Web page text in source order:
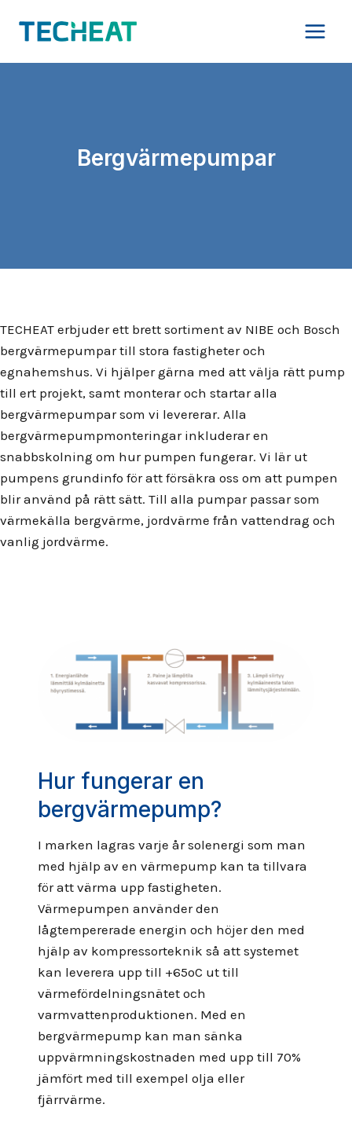
Bergvärmepumpar
TECHEAT erbjuder ett brett sortiment av NIBE och Bosch
bergvärmepumpar till stora fastigheter och
egnahemshus. Vi hjälper gärna med att välja rätt pump
till ert projekt, samt monterar och startar alla
bergvärmepumpar som vi levererar. Alla
bergvärmepumpmonteringar inkluderar en
snabbskolning om hur pumpen fungerar. Vi lär ut
pumpens grundinfo för att försäkra oss om att pumpen
blir använd på rätt sätt. Till alla pumpar passar som
värmekälla bergvärme, jordvärme från vattendrag och
vanlig jordvärme.
Hur fungerar en
bergvärmepump?
I marken lagras varje år solenergi som man
med hjälp av en värmepump kan ta tillvara
för att värma upp fastigheten.
Värmepumpen använder den
lågtempererade energin och höjer den med
hjälp av kompressorteknik så att systemet
kan leverera upp till +65oC ut till
värmefördelningsnätet och
varmvattenproduktionen. Med en
bergvärmepump kan man sänka
uppvärmningskostnaden med upp till 70%
jämfört med till exempel olja eller
fjärrvärme.